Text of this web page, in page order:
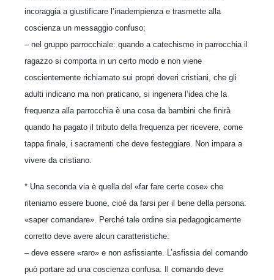
incoraggia a giustificare l’inadempienza e trasmette alla
coscienza un messaggio confuso;
– nel gruppo parrocchiale: quando a catechismo in parrocchia il
ragazzo si comporta in un certo modo e non viene
coscientemente richiamato sui propri doveri cristiani, che gli
adulti indicano ma non praticano, si ingenera l’idea che la
frequenza alla parrocchia è una cosa da bambini che finirà
quando ha pagato il tributo della frequenza per ricevere, come
tappa finale, i sacramenti che deve festeggiare. Non impara a
vivere da cristiano.
* Una seconda via è quella del «far fare certe cose» che
riteniamo essere buone, cioè da farsi per il bene della persona:
«saper comandare». Perché tale ordine sia pedagogicamente
corretto deve avere alcun caratteristiche:
– deve essere «raro» e non asfissiante. L’asfissia del comando
può portare ad una coscienza confusa. Il comando deve